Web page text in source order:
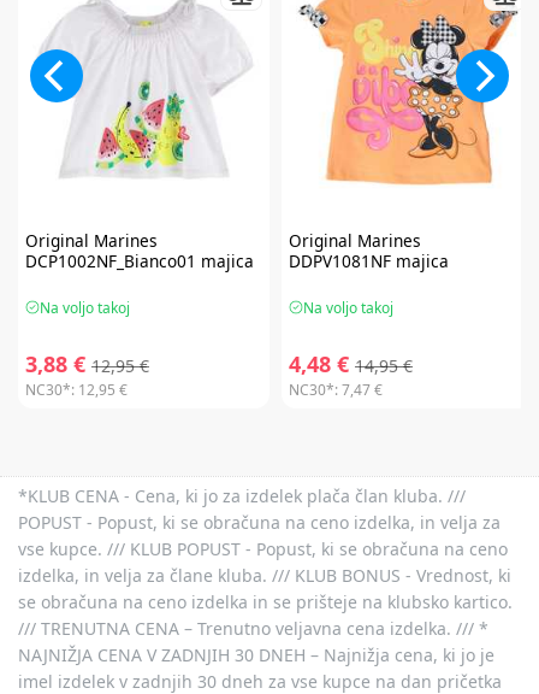
Original Marines
DCP1002NF_Bianco01 majica
Na voljo takoj
3,88 € 12,95 €
NC30*: 12,95 €
Original Marines
DDPV1081NF majica
Na voljo takoj
4,48 € 14,95 €
NC30*:7,47 €
*KLUB CENA - Cena, ki jo za izdelek plača član kluba. ///
POPUST - Popust, ki se obračuna na ceno izdelka, in velja za
vse kupce. /// KLUB POPUST - Popust, ki se obračuna na ceno
izdelka, in velja za člane kluba. /// KLUB BONUS - Vrednost, ki
se obračuna na ceno izdelka in se prišteje na klubsko kartico.
/// TRENUTNA CENA – Trenutno veljavna cena izdelka. /// *
NAJNIŽJA CENA V ZADNJIH 30 DNEH – Najnižja cena, ki jo je
imel izdelek v zadnjih 30 dneh za vse kupce na dan pričetka